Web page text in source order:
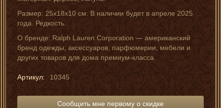
Размер: 25х18х10 см. В наличии будет в апреле 2025
года. Редкость.
О бренде: Ralph Lauren Corporation — американский
бренд одежды, аксессуаров, парфюмерии, мебели и
других товаров для дома премиум-класса.
Артикул: 10345
Сообщить мне первому о скидке